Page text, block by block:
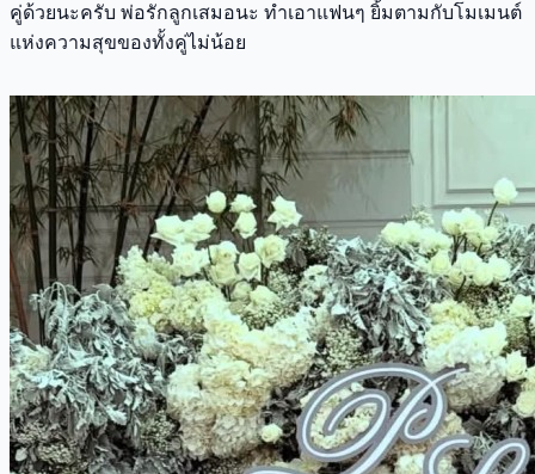
คู่ด้วยนะครับ พ่อรักลูกเสมอนะ ทำเอาแฟนๆ ยิ้มตามกับโมเมนต์
แห่งความสุขของทั้งคู่ไม่น้อย